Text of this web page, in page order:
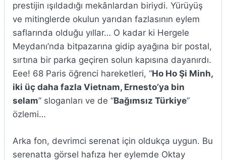
prestijin ışıldadığı mekânlardan biriydi. Yürüyüş
ve mitinglerde okulun yarıdan fazlasının eylem
saflarında olduğu yıllar… O kadar ki Hergele
Meydanı’nda bitpazarına gidip ayağına bir postal,
sırtına bir parka geçiren solun kapısına dayanırdı.
Eee! 68 Paris öğrenci hareketleri, “Ho Ho Şi Minh,
iki üç daha fazla Vietnam, Ernesto’ya bin
selam” sloganları ve de “Bağımsız Türkiye”
özlemi…
Arka fon, devrimci serenat için oldukça uygun. Bu
serenatta görsel hafıza her eylemde Oktay